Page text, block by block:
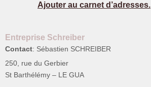
Ajouter au carnet d’adresses.
Entreprise Schreiber
Contact: Sébastien SCHREIBER
250, rue du Gerbier
St Barthélémy – LE GUA